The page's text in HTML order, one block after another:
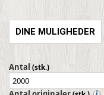
DINE MULIGHEDER
Antal (stk.)